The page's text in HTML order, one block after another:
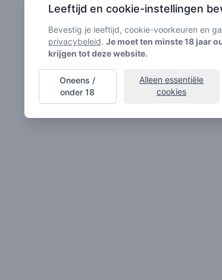
Leeftijd en cookie-instellingen
Bevestig je leeftijd, cookie-voorkeuren en
privacybeleid. Je moet ten minste 18 jaar
krijgen tot deze website.
Alleen essentiële
cookies
Oneens /
onder 18